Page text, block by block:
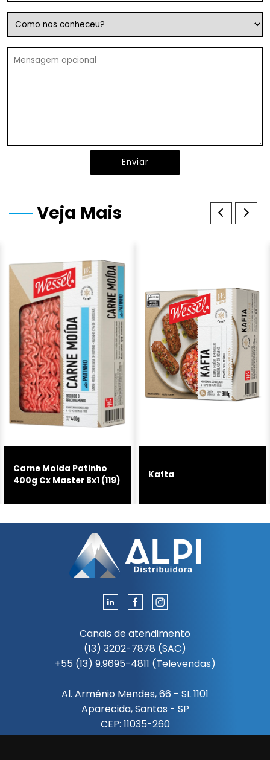
Enviar
Veja Mais
Carne Moida Patinho
400g Cx Master 8x1 (119)
Kafta
Canais de atendimento
(13) 3202-7878 (SAC)
+55 (13) 9.9695-4811 (Televendas)
Al. Armênio Mendes, 66 - SL 1101
Aparecida, Santos - SP
CEP: 11035-260